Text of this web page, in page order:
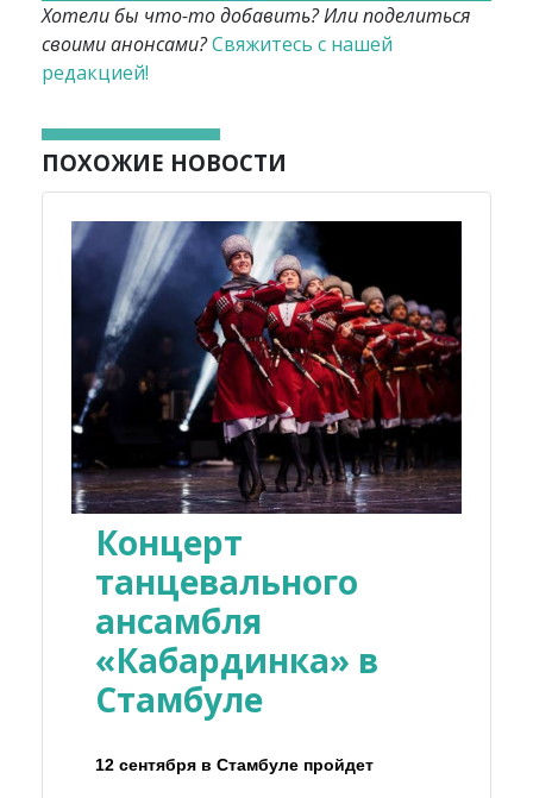
Хотели бы что-то добавить? Или поделиться
своими анонсами?Свяжитесь с нашей
редакцией!
ПОХОЖИЕ НОВОСТИ
Концерт
танцевального
ансамбля
«Кабардинка» в
Стамбуле
12 сентября в Стамбуле пройдет